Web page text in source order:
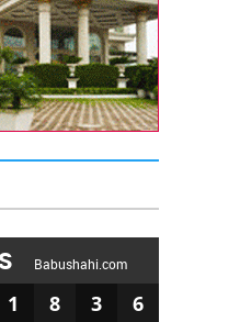
Babushahi.com
1 8 3 6